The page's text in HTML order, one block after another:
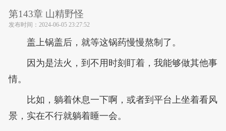
第143章 山精野怪
发布时间： 2024-06-05 23:27:52
盖上锅盖后，就等这锅药慢慢熬制了。
因为是法火，到不用时刻盯着，我能够做其他事
情。
比如，躺着休息一下啊，或者到平台上坐着看风
景，实在不行就躺着睡一会。